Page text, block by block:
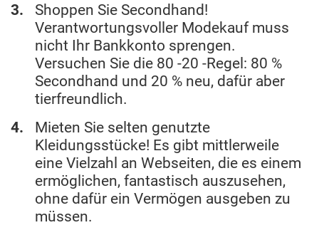
Shoppen Sie Secondhand!
Verantwortungsvoller Modekauf muss
nicht Ihr Bankkonto sprengen.
Versuchen Sie die 80 -20 -Regel: 80 %
Secondhand und 20 % neu, dafür aber
tierfreundlich.
Mieten Sie selten genutzte
Kleidungsstücke! Es gibt mittlerweile
eine Vielzahl an Webseiten, die es einem
ermöglichen, fantastisch auszusehen,
ohne dafür ein Vermögen ausgeben zu
müssen.